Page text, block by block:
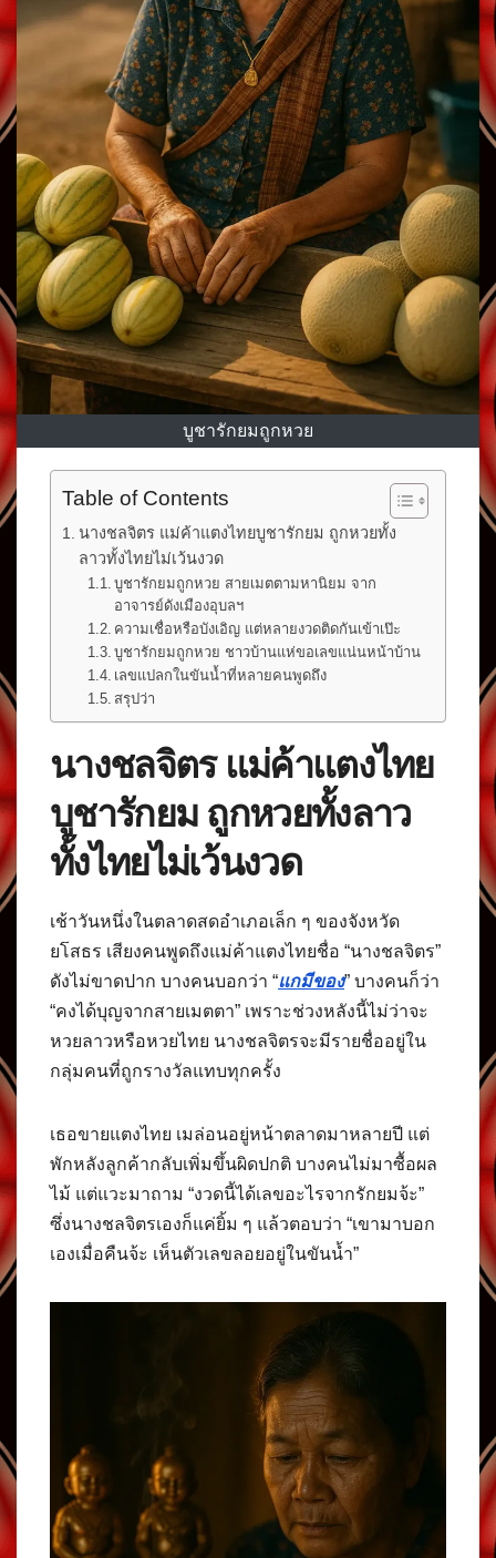
บูชารักยมถูกหวย
Table of Contents
นางชลจิตร แม่ค้าแตงไทยบูชารักยม ถูกหวยทั้ง
ลาวทั้งไทยไม่เว้นงวด
บูชารักยมถูกหวย สายเมตตามหานิยม จาก
อาจารย์ดังเมืองอุบลฯ
ความเชื่อหรือบังเอิญ แต่หลายงวดติดกันเข้าเป๊ะ
บูชารักยมถูกหวย ชาวบ้านแห่ขอเลขแน่นหน้าบ้าน
เลขแปลกในขันน้ำที่หลายคนพูดถึง
สรุปว่า
นางชลจิตร แม่ค้าแตงไทย
บูชารักยม ถูกหวยทั้งลาว
ทั้งไทยไม่เว้นงวด
เช้าวันหนึ่งในตลาดสดอำเภอเล็ก ๆ ของจังหวัด
ยโสธร เสียงคนพูดถึงแม่ค้าแตงไทยชื่อ “นางชลจิตร”
ดังไม่ขาดปาก บางคนบอกว่า “แกมีของ” บางคนก็ว่า
“คงได้บุญจากสายเมตตา” เพราะช่วงหลังนี้ไม่ว่าจะ
หวยลาวหรือหวยไทย นางชลจิตรจะมีรายชื่ออยู่ใน
กลุ่มคนที่ถูกรางวัลแทบทุกครั้ง
เธอขายแตงไทย เมล่อนอยู่หน้าตลาดมาหลายปี แต่
พักหลังลูกค้ากลับเพิ่มขึ้นผิดปกติ บางคนไม่มาซื้อผล
ไม้ แต่แวะมาถาม “งวดนี้ได้เลขอะไรจากรักยมจ้ะ”
ซึ่งนางชลจิตรเองก็แค่ยิ้ม ๆ แล้วตอบว่า “เขามาบอก
เองเมื่อคืนจ้ะ เห็นตัวเลขลอยอยู่ในขันน้ำ”